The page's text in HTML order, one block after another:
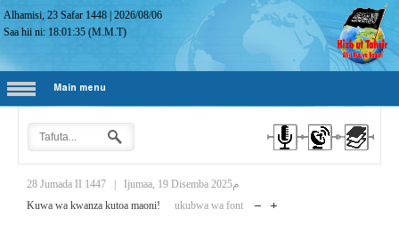
Alhamisi, 23 Safar 1448 |2026/08/06
Saa hii ni: 18:01:36 (M.M.T)
Main menu
28 Jumada II 1447
Ijumaa, 19 Disemba 2025م
Kuwa wa kwanza kutoa maoni!
ukubwa wa font